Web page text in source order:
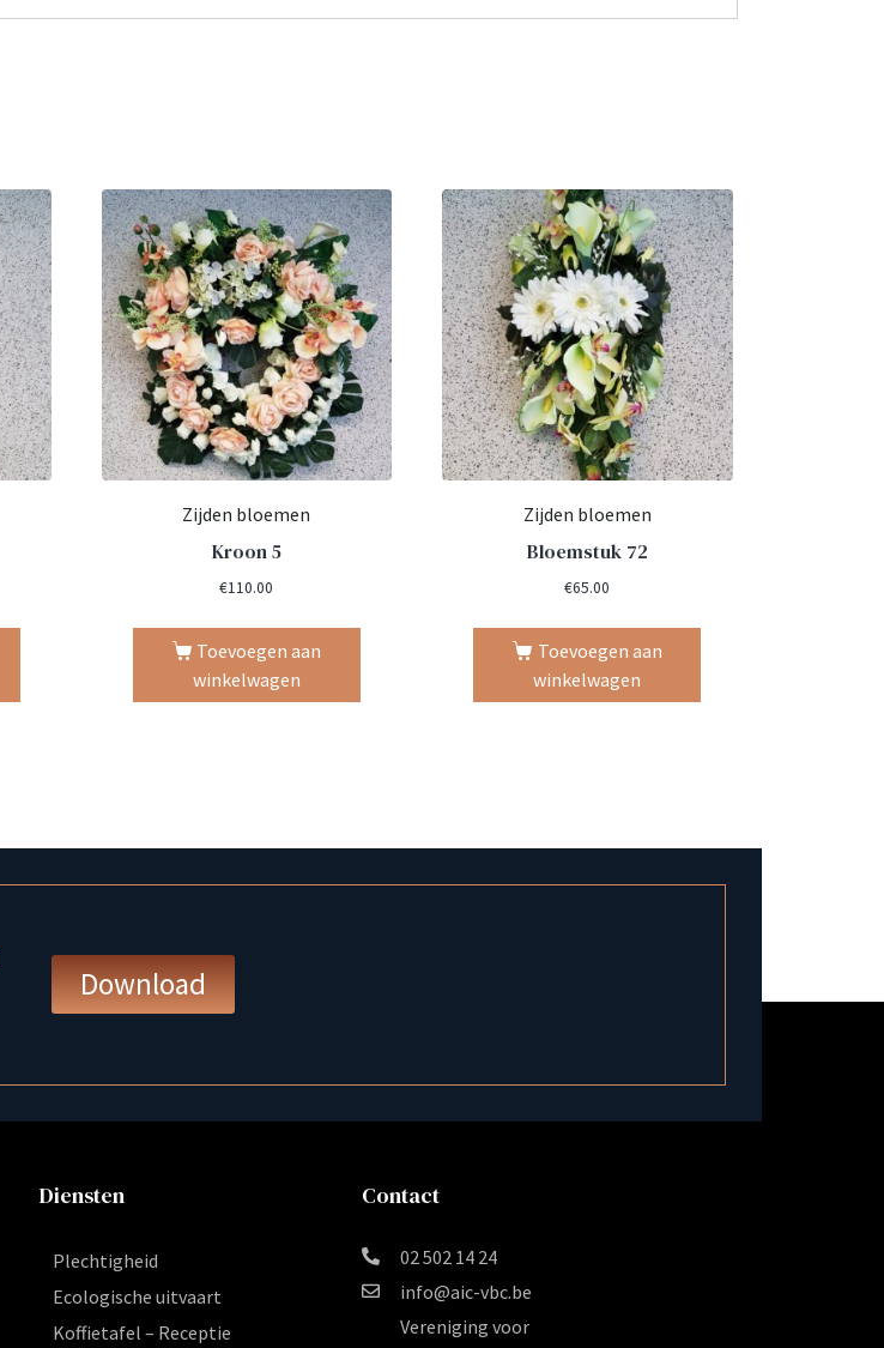
Zijden bloemen
Kroon 5
€110.00
Toevoegen aan
winkelwagen
Zijden bloemen
Bloemstuk 72
€65.00
Toevoegen aan
winkelwagen
Download
Diensten
Plechtigheid
Ecologische uitvaart
Koffietafel – Receptie
Contact
02 502 14 24
info@aic-vbc.be
Vereniging voor